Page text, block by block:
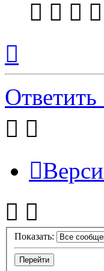
началу
Ответить
Показать: